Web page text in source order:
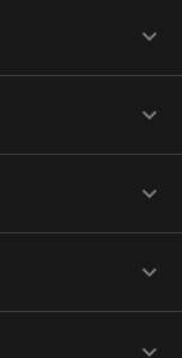



keyboard_arrow_down
